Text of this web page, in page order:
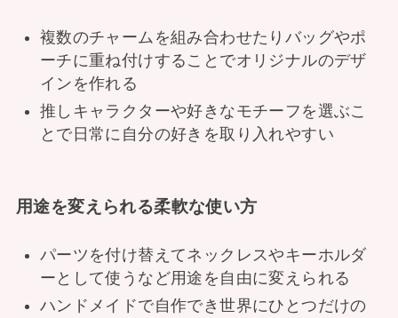
複数のチャームを組み合わせたりバッグやポ
ーチに重ね付けすることでオリジナルのデザ
インを作れる
推しキャラクターや好きなモチーフを選ぶこ
とで日常に自分の好きを取り入れやすい
用途を変えられる柔軟な使い方
パーツを付け替えてネックレスやキーホルダ
ーとして使うなど用途を自由に変えられる
ハンドメイドで自作でき世界にひとつだけの